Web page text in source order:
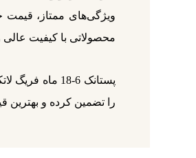
محصولاتی با کیفیت
را تضمین کرده و بهترین